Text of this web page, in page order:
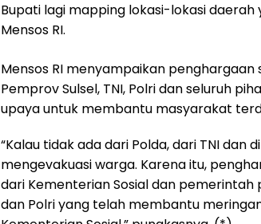
Bupati lagi mapping lokasi-lokasi
Mensos RI.
Mensos RI menyampaikan
Pemprov Sulsel, TNI, Polri dan seluruh
upaya untuk membantu masyarakat
“Kalau tidak ada dari Polda, dari TNI dan
mengevakuasi warga. Karena itu,
dari Kementerian Sosial dan
dan Polri yang telah membantu